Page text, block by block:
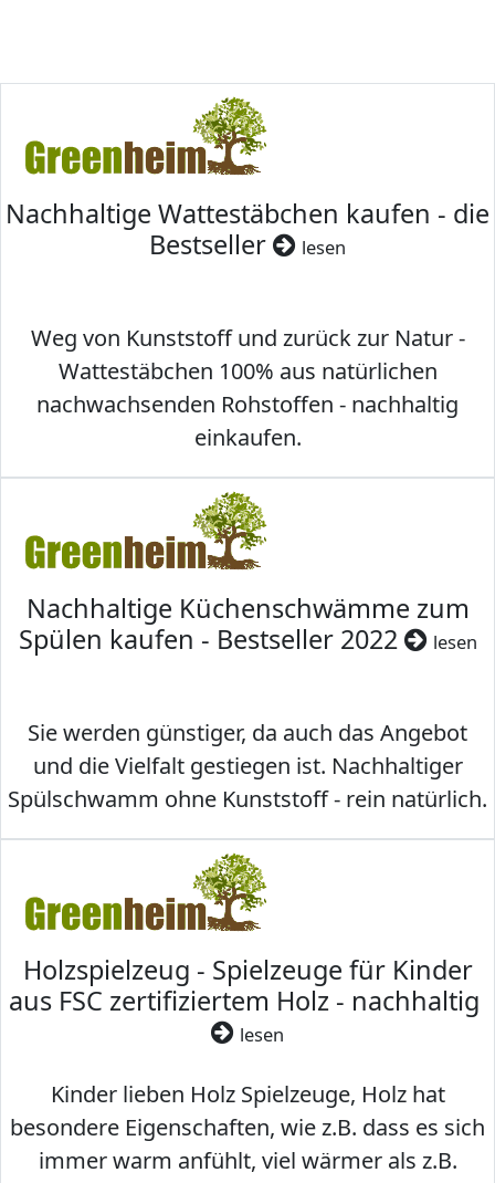
Nachhaltige Wattestäbchen kaufen - die
Bestseller
lesen
Weg von Kunststoff und zurück zur Natur -
Wattestäbchen 100% aus natürlichen
nachwachsenden Rohstoffen - nachhaltig
einkaufen.
Nachhaltige Küchenschwämme zum
Spülen kaufen - Bestseller 2022
lesen
Sie werden günstiger, da auch das Angebot
und die Vielfalt gestiegen ist. Nachhaltiger
Spülschwamm ohne Kunststoff - rein natürlich.
Holzspielzeug - Spielzeuge für Kinder
aus FSC zertifiziertem Holz - nachhaltig
lesen
Kinder lieben Holz Spielzeuge, Holz hat
besondere Eigenschaften, wie z.B. dass es sich
immer warm anfühlt, viel wärmer als z.B.